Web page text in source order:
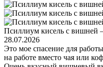
Псиллиум кисель с вишней
28.07.2026
Это мое спасение для
на работе вместо чая или